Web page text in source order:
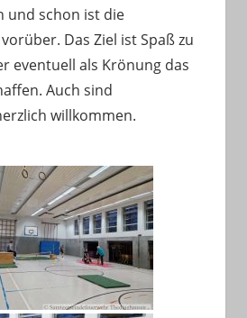
und schon ist die
Das Ziel ist Spaß zu
eventuell als Krönung das
Auch sind
willkommen.